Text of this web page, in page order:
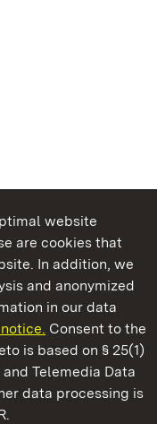
website
are cookies that
In addition, we
and anonymized
in our data
Consent to the
is based on § 25(1)
Telemedia Data
data processing is
Wuerttemberg